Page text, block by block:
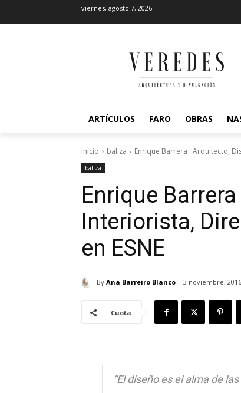
viernes, agosto 7, 2026
ARTÍCULOS FARO OBRAS
Inicio baliza Enrique Barrera · Arquitecto,
baliza
Enrique
Interiorista,
en ESNE
By Ana Barreiro Blanco 3 noviembre, 2016
Cuota
“El diseño es el alma de